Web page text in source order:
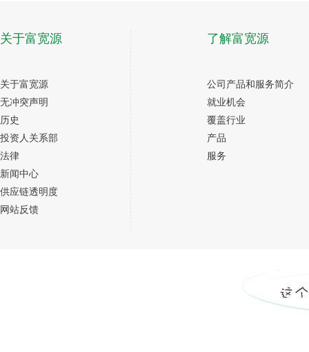
关于富宽源
关于富宽源
无冲突声明
历史
投资人关系部
法律
新闻中心
供应链透明度
网站反馈
了解富宽源
公司产品和服务简介
就业机会
覆盖行业
产品
服务